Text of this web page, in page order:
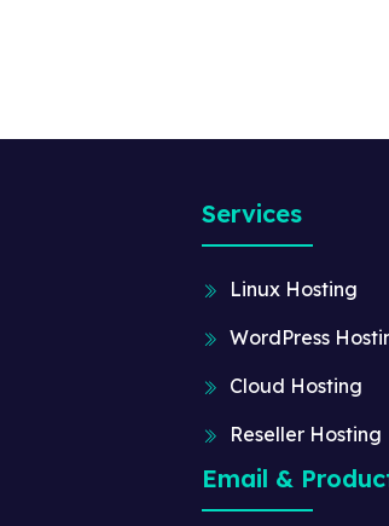
Services
Linux Hosting
WordPress
Cloud Hosting
Reseller Hosting
Email &